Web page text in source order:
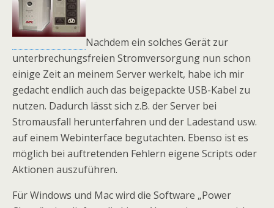
Nachdem ein solches Gerät zur
unterbrechungsfreien Stromversorgung nun schon
einige Zeit an meinem Server werkelt, habe ich mir
gedacht endlich auch das beigepackte USB-Kabel zu
nutzen. Dadurch lässt sich z.B. der Server bei
Stromausfall herunterfahren und der Ladestand usw.
auf einem Webinterface begutachten. Ebenso ist es
möglich bei auftretenden Fehlern eigene Scripts oder
Aktionen auszuführen.
Für Windows und Mac wird die Software „Power